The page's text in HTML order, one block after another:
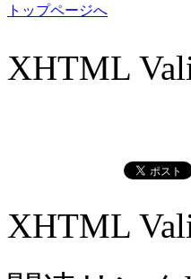
トップページへ
XHTML
XHTML